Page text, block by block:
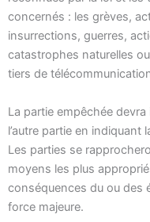
concernés : les grèves,
insurrections, guerres,
catastrophes naturelles
tiers de
La partie empêchée
l’autre partie en indiquant
Les parties se
moyens les plus
conséquences du ou des
force majeure.